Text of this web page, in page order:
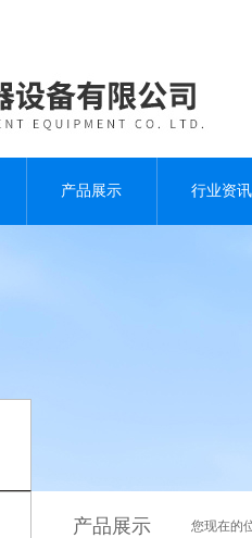
产品展示 行业资讯
产品展示 您现在的